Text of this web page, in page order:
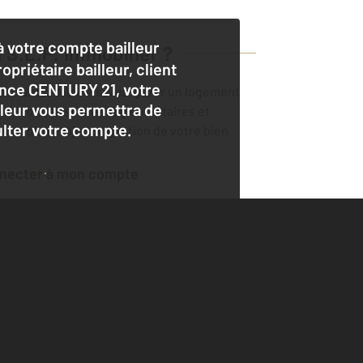
votre compte bailleur
bailleur, client
CENTURY 21, votre
vous permettra de
votre compte.
à mon compte
S.L.P. Immobilier?
Vous le savez, gérer un logement
connaissances règlementaires et
d'un projet de gestion de votre bien